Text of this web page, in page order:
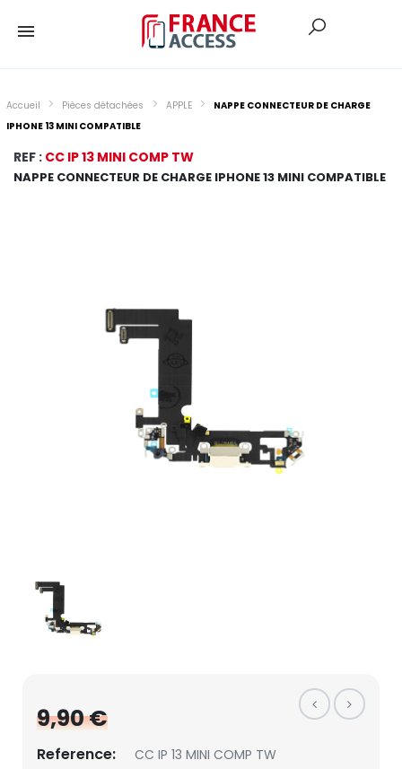
Accueil Pièces détachées APPLE
NAPPE CONNECTEUR DE CHARGE
IPHONE 13 MINI COMPATIBLE
REF : CC IP 13 MINI COMP TW
NAPPE CONNECTEUR DE CHARGE IPHONE 13 MINI COMPATIBLE
9,90 €
Reference: CC IP 13 MINI COMP TW